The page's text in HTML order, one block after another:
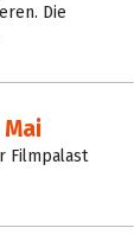
Die
Filmpalast